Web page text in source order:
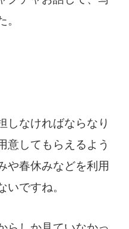
しなければならなり
意してもらえるよう
や春休みなどを利用
いですね。